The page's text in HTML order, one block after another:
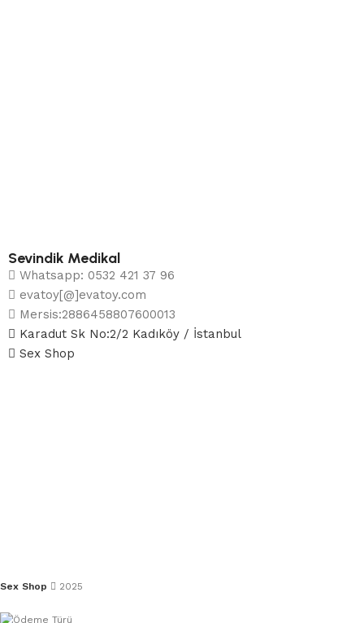
Sevindik Medikal
Whatsapp: 0532 421 37 96
evatoy[@]evatoy.com
Mersis:2886458807600013
Karadut Sk No:2/2 Kadıköy / İstanbul
Sex Shop
Sex Shop 2025